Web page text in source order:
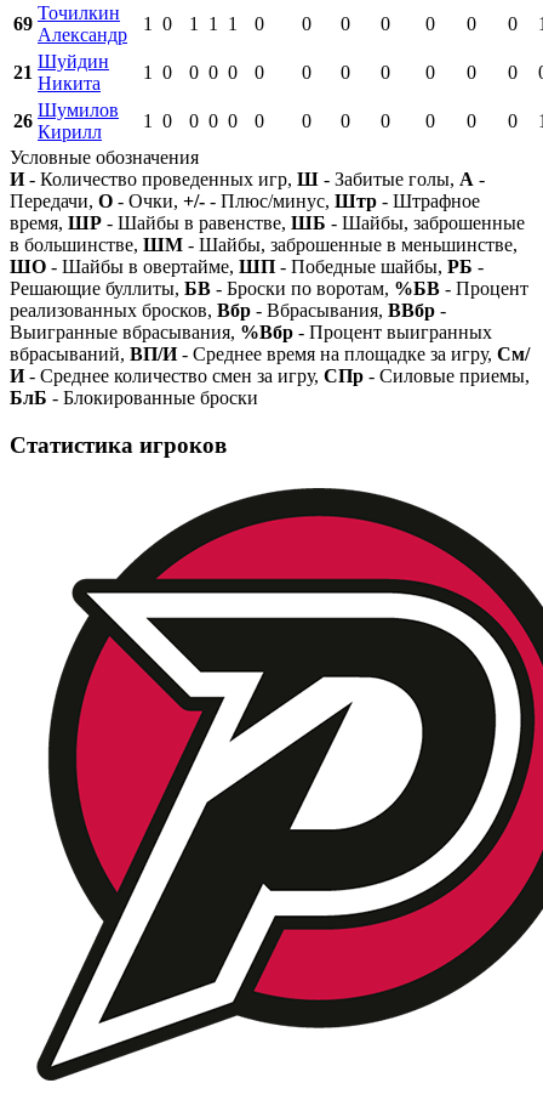
69
Точилкин
Александр
1 0 1 1 1 0 0 0 0 0 0 0
21
Шуйдин
Никита
1 0 0 0 0 0 0 0 0 0 0 0
26
Шумилов
Кирилл
1 0 0 0 0 0 0 0 0 0 0 0
Условные обозначения
И- Количество проведенных игр, Ш - Забитые голы, А -
Передачи, О - Очки, +/- - Плюс/минус, Штр - Штрафное
время, ШР - Шайбы в равенстве, ШБ - Шайбы, заброшенные
в большинстве, ШМ - Шайбы, заброшенные в меньшинстве,
ШО - Шайбы в овертайме, ШП - Победные шайбы, РБ -
Решающие буллиты, БВ - Броски по воротам, %БВ - Процент
реализованных бросков, Вбр - Вбрасывания, ВВбр -
Выигранные вбрасывания, %Вбр - Процент выигранных
вбрасываний, ВП/И- Среднее время на площадке за игру, См/
И- Среднее количество смен за игру, СПр - Силовые приемы,
БлБ - Блокированные броски
Статистика игроков